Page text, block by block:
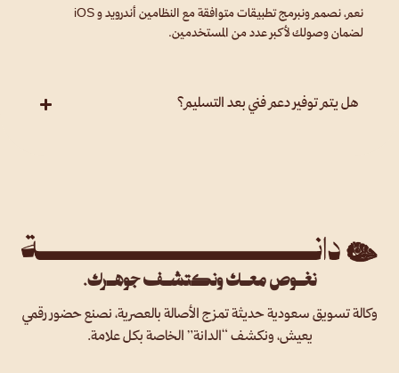
نعم، نصمم ونبرمج تطبيقات متوافقة مع النظامين أندرويد و iOS
لضمان وصولك لأكبر عدد من المستخدمين.
هل يتم توفير دعم فني بعد التسليم؟
نغـوص معـك ونكتشـف جوهـرك.
وكالة تسويق سعودية حديثة تمزج الأصالة بالعصرية، نصنع حضور رقمي
يعيش، ونكشف “الدانة” الخاصة بكل علامة.